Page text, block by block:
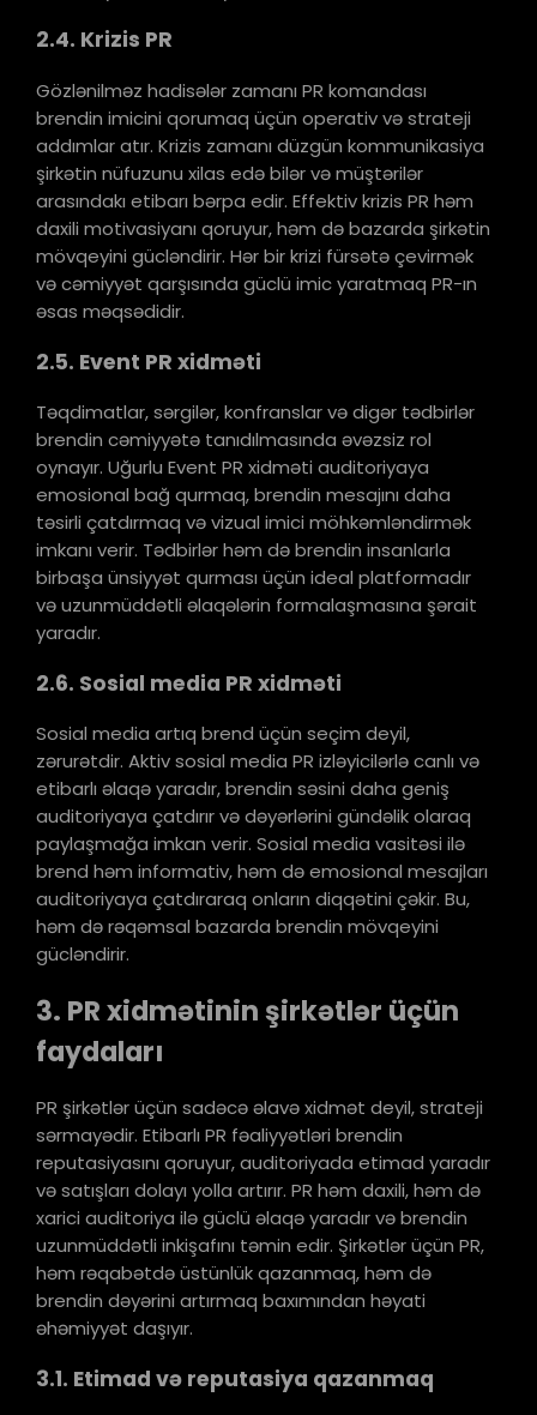
2.4. Krizis PR
Gözlənilməz hadisələr zamanı PR komandası
brendin imicini qorumaq üçün operativ və strateji
addımlar atır. Krizis zamanı düzgün kommunikasiya
şirkətin nüfuzunu xilas edə bilər və müştərilər
arasındakı etibarı bərpa edir. Effektiv krizis PR həm
daxili motivasiyanı qoruyur, həm də bazarda şirkətin
mövqeyini gücləndirir. Hər bir krizi fürsətə çevirmək
və cəmiyyət qarşısında güclü imic yaratmaq PR-ın
əsas məqsədidir.
2.5. Event PR xidməti
Təqdimatlar, sərgilər, konfranslar və digər tədbirlər
brendin cəmiyyətə tanıdılmasında əvəzsiz rol
oynayır. Uğurlu Event PR xidməti auditoriyaya
emosional bağ qurmaq, brendin mesajını daha
təsirli çatdırmaq və vizual imici möhkəmləndirmək
imkanı verir. Tədbirlər həm də brendin insanlarla
birbaşa ünsiyyət qurması üçün ideal platformadır
və uzunmüddətli əlaqələrin formalaşmasına şərait
yaradır.
2.6. Sosial media PR xidməti
Sosial media artıq brend üçün seçim deyil,
zərurətdir. Aktiv sosial media PR izləyicilərlə canlı və
etibarlı əlaqə yaradır, brendin səsini daha geniş
auditoriyaya çatdırır və dəyərlərini gündəlik olaraq
paylaşmağa imkan verir. Sosial media vasitəsi ilə
brend həm informativ, həm də emosional mesajları
auditoriyaya çatdıraraq onların diqqətini çəkir. Bu,
həm də rəqəmsal bazarda brendin mövqeyini
gücləndirir.
3. PR xidmətinin şirkətlər üçün
faydaları
PR şirkətlər üçün sadəcə əlavə xidmət deyil, strateji
sərmayədir. Etibarlı PR fəaliyyətləri brendin
reputasiyasını qoruyur, auditoriyada etimad yaradır
və satışları dolayı yolla artırır. PR həm daxili, həm də
xarici auditoriya ilə güclü əlaqə yaradır və brendin
uzunmüddətli inkişafını təmin edir. Şirkətlər üçün PR,
həm rəqabətdə üstünlük qazanmaq, həm də
brendin dəyərini artırmaq baxımından həyati
əhəmiyyət daşıyır.
3.1. Etimad və reputasiya qazanmaq